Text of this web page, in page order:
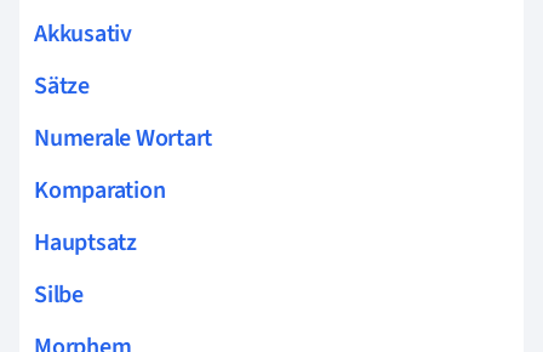
Akkusativ
Sätze
Numerale Wortart
Komparation
Hauptsatz
Silbe